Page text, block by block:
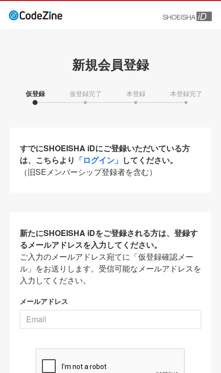
新規会員登録
仮登録 仮登録完了 本登録 本登録完了
すでにSHOEISHA iDにご登録いただいている方
は、こちらより 「ログイン」 してください。
（旧SEメンバーシップ登録者を含む）
新たにSHOEISHA iDをご登録される方は、登録す
るメールアドレスを入力してください。
ご入力のメールアドレス宛てに「仮登録確認メー
ル」をお送りします。受信可能なメールアドレスを
入力してください。
メールアドレス